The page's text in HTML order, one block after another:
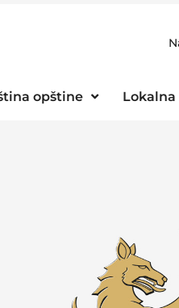
opštine Lokalna